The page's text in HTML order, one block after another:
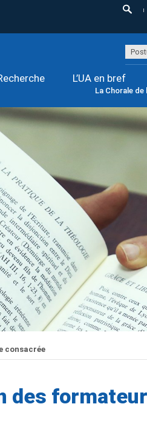
L’UA en bref
La Chorale de
consacrée
des